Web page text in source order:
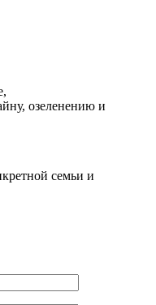
озеленению и
семьи и